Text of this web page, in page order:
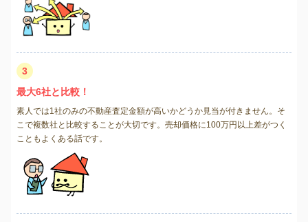
3
最大6社と比較！
素人では1社のみの不動産査定金額が高いかどうか見当が付きません。そ
こで複数社と比較することが大切です。売却価格に100万円以上差がつく
こともよくある話です。